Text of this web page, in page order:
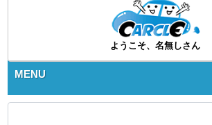
ようこそ、名無しさん
MENU